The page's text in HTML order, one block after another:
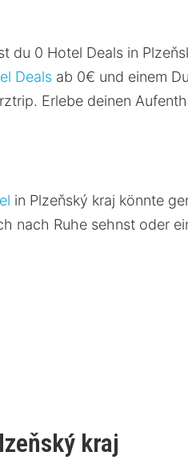
du 0 Hotel Deals in
Deals ab 0€ und einem
Erlebe deinen
in Plzeňský kraj könnte
nach Ruhe sehnst oder
kraj